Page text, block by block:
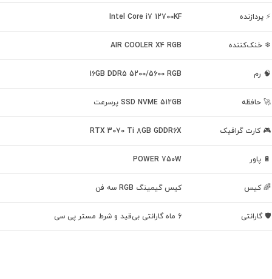
⚡ پردازنده Intel Core i7 12700KF
❄ خنک‌کننده AIR COOLER X4 RGB
🧠 رم 16GB DDR5 5200/5600 RGB
🚀 حافظه SSD NVME 512GB پرسرعت
🎮 کارت گرافیک RTX 3070 Ti 8GB GDDR6X
🔋 پاور POWER 750W
🌈 کیس کیس گیمینگ RGB سه فن
🛡 گارانتی 6 ماه گارانتی بی‌قید و شرط مستر پی سی